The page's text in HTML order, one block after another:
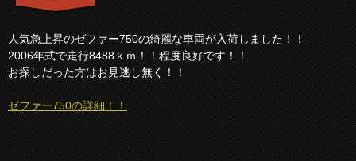
人気急上昇のゼファー750の綺麗な車両が入荷しました！！
2006年式で走行8488ｋｍ！！程度良好です！！
お探しだった方はお見逃し無く！！
ゼファー750の詳細！！